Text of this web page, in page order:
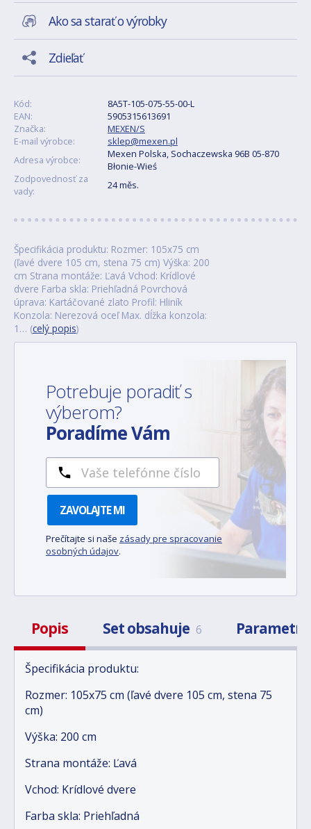
Ako sa starať o výrobky
Zdieľať
Kód:
8A5T-105-075-55-00-L
EAN:
5905315613691
Značka:
MEXEN/S
E-mail výrobce:
sklep@mexen.pl
Adresa výrobce:
Mexen Polska, Sochaczewska 96B 05-870
Błonie-Wieś
Zodpovednosť za
vady:
24 měs.
Špecifikácia produktu: Rozmer: 105x75 cm
(ľavé dvere 105 cm, stena 75 cm) Výška: 200
cm Strana montáže: Ľavá Vchod: Krídlové
dvere Farba skla: Priehľadná Povrchová
úprava: Kartáčované zlato Profil: Hliník
Konzola: Nerezová oceľ Max. dĺžka konzola:
1… (celý popis)
Potrebuje poradiť s
výberom?
Poradíme Vám
ZAVOLAJTE MI
Prečítajte si naše zásady pre spracovanie
osobných údajov.
Popis Set obsahuje 6 Parametre
Špecifikácia produktu:
Rozmer: 105x75 cm (ľavé dvere 105 cm, stena 75
cm)
Výška: 200 cm
Strana montáže: Ľavá
Vchod: Krídlové dvere
Farba skla: Priehľadná